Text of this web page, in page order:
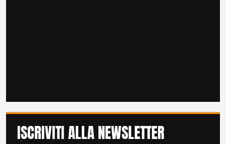
ISCRIVITI ALLA NEWSLETTER